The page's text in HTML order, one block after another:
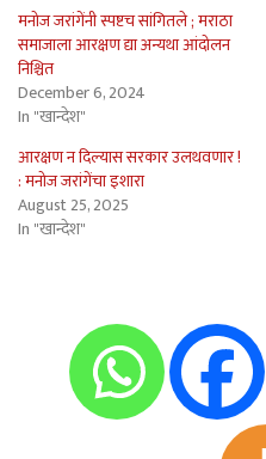
मनोज जरांगेंनी स्पष्टच सांगितले ; मराठा
समाजाला आरक्षण द्या अन्यथा आंदोलन
निश्चित
December 6, 2024
In "खान्देश"
आरक्षण न दिल्यास सरकार उलथवणार !
: मनोज जरांगेंचा इशारा
August 25, 2025
In "खान्देश"